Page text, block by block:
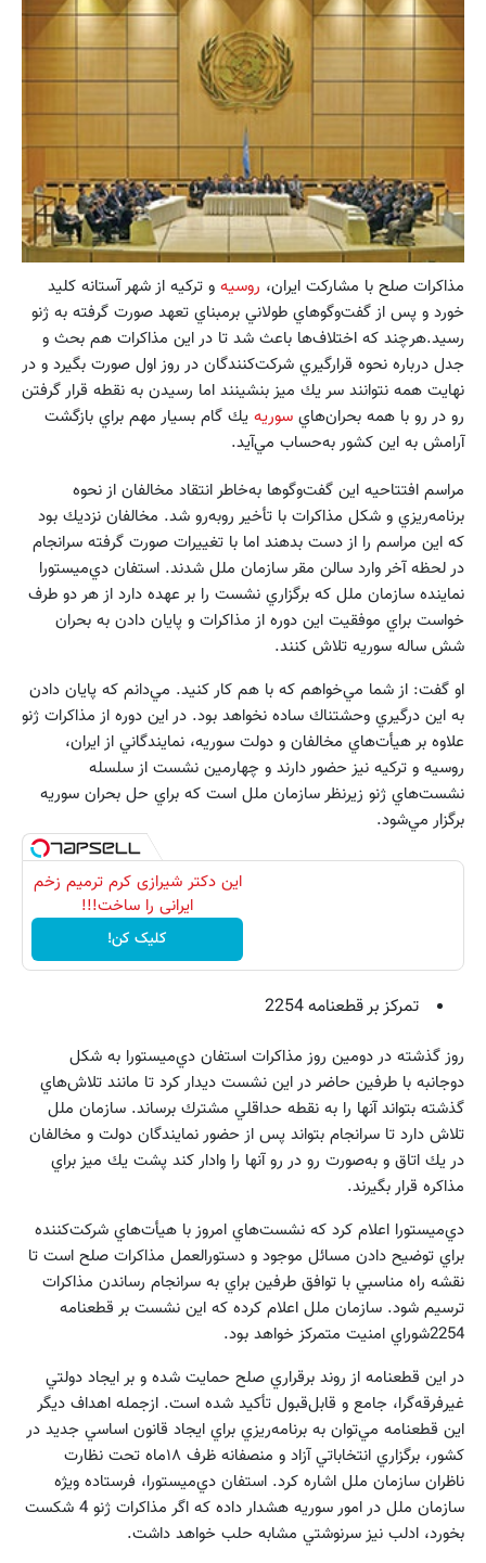
مذاكرات صلح با مشاركت ايران، روسيه و تركيه از شهر آستانه كليد
خورد و پس از گفت‌وگوهاي طولاني برمبناي تعهد صورت گرفته به ژنو
رسيد.هرچند كه اختلاف‌ها باعث شد تا در اين مذاكرات هم بحث و
جدل درباره نحوه قرار‌گيري شركت‌كنندگان در روز اول صورت بگيرد و در
نهايت همه نتوانند سر يك ميز بنشينند اما رسيدن به نقطه قرار گرفتن
رو در رو با همه بحران‌هاي سوريه يك گام بسيار مهم براي بازگشت
آرامش به اين كشور به‌حساب مي‌آيد.
مراسم افتتاحيه اين گفت‌وگوها به‌خاطر انتقاد مخالفان از نحوه
برنامه‌ريزي و شكل مذاكرات با تأخير روبه‌رو شد. مخالفان نزديك بود
كه اين مراسم را از دست بدهند اما با تغييرات صورت گرفته سرانجام
در لحظه آخر وارد سالن مقر سازمان ملل شدند. استفان دي‌ميستورا
نماينده سازمان ملل كه برگزاري نشست را بر عهده دارد از هر دو طرف
خواست براي موفقيت اين دوره از مذاكرات و پايان دادن به بحران
شش ساله سوريه تلاش كنند.
او گفت: از شما مي‌خواهم كه با هم كار كنيد. مي‌دانم كه پايان دادن
به اين درگيري وحشتناك ساده نخواهد بود. در اين دوره از مذاكرات ژنو
علاوه بر هيأت‌هاي مخالفان و دولت سوريه، نمايندگاني از ايران،
روسيه و تركيه نيز حضور دارند و چهارمين نشست از سلسله
نشست‌هاي ژنو زيرنظر سازمان ملل است كه براي حل بحران سوريه
برگزار مي‌شود.
این دکتر شیرازی کرم ترمیم زخم
ایرانی را ساخت!!!
کلیک کن!
تمركز بر قطعنامه 2254
روز گذشته در دومين روز مذاكرات استفان دي‌ميستورا به شكل
دوجانبه با طرفين حاضر در اين نشست ديدار كرد تا مانند تلاش‌هاي
گذشته بتواند آنها را به نقطه حداقلي مشترك برساند. سازمان ملل
تلاش دارد تا سرانجام بتواند پس از حضور نمايندگان دولت و مخالفان
در يك اتاق و به‌صورت رو در رو آنها را وادار كند پشت يك ميز براي
مذاكره قرار بگيرند.
دي‌ميستورا اعلام كرد كه نشست‌هاي امروز با هيأت‌هاي شركت‌كننده
براي توضيح دادن مسائل موجود و دستورالعمل مذاكرات صلح است تا
نقشه راه مناسبي با توافق طرفين براي به سرانجام رساندن مذاكرات
ترسيم شود. سازمان ملل اعلام كرده كه اين نشست بر قطعنامه
2254شوراي امنيت متمركز خواهد بود.
در اين قطعنامه از روند برقراري صلح حمايت شده و بر ايجاد دولتي
غيرفرقه‌گرا، جامع و قابل‌قبول تأكيد شده است. ازجمله اهداف ديگر
اين قطعنامه مي‌توان به برنامه‌ريزي براي ايجاد قانون اساسي جديد در
كشور، برگزاري انتخاباتي آزاد و منصفانه ظرف ۱۸‌ماه تحت نظارت
ناظران سازمان ملل اشاره كرد. استفان دي‌ميستورا، فرستاده ويژه
سازمان ملل در امور سوريه هشدار داده كه اگر مذاكرات ژنو 4 شكست
بخورد، ادلب نيز سرنوشتي مشابه حلب خواهد داشت.